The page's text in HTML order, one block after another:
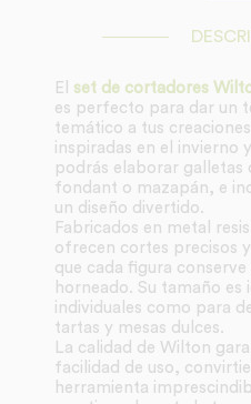
El set de cortadores
es perfecto para dar un
temático a tus
inspiradas en el invierno
podrás elaborar galletas
fondant o mazapán, e
un diseño divertido.
Fabricados en metal
ofrecen cortes precisos
que cada figura
horneado. Su tamaño
individuales como para
tartas y mesas dulces.
La calidad de Wilton
facilidad de uso,
herramienta